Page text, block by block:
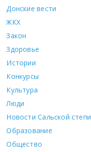
Донские вести
ЖКХ
Закон
Здоровье
Истории
Конкурсы
Культура
Люди
Новости Сальской степи
Образование
Общество